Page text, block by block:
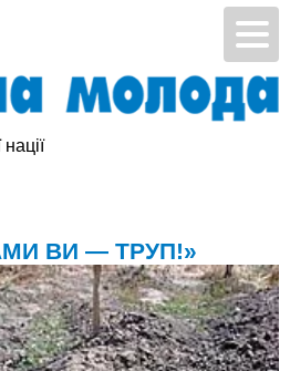
ВИ — ТРУП!»